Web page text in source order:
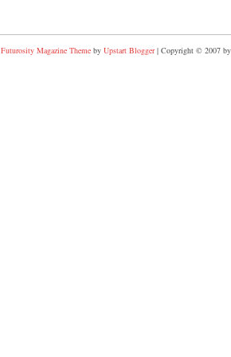
Futurosity Magazine Theme by Upstart Blogger| Copyright © 2007 by